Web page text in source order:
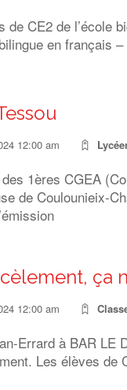
de CE2 de l’école
en français
12:00 am
1ères CGEA
de Coulounieix-
ça
12:00 am
Errard à BAR
Les élèves de